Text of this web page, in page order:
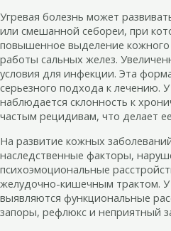
Угревая болезнь может
или смешанной себореи, при
повышенное выделение кожного
работы сальных желез.
условия для инфекции. Эта
серьезного подхода к лечению.
наблюдается склонность к
частым рецидивам, что делает
На развитие кожных
наследственные факторы,
психоэмоциональные
желудочно-кишечным трактом. У
выявляются функциональные
запоры, рефлюкс и неприятный